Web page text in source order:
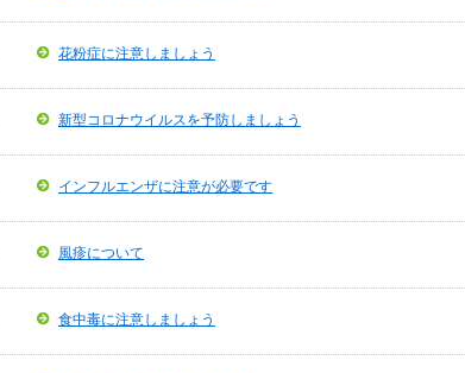
花粉症に注意しましょう
新型コロナウイルスを予防しましょう
インフルエンザに注意が必要です
風疹について
食中毒に注意しましょう